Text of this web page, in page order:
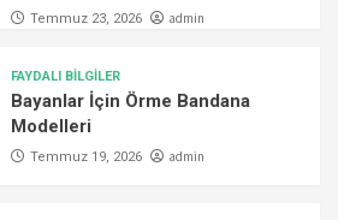
Temmuz 23, 2026 admin
FAYDALI BİLGİLER
Bayanlar İçin Örme Bandana
Modelleri
Temmuz 19, 2026 admin